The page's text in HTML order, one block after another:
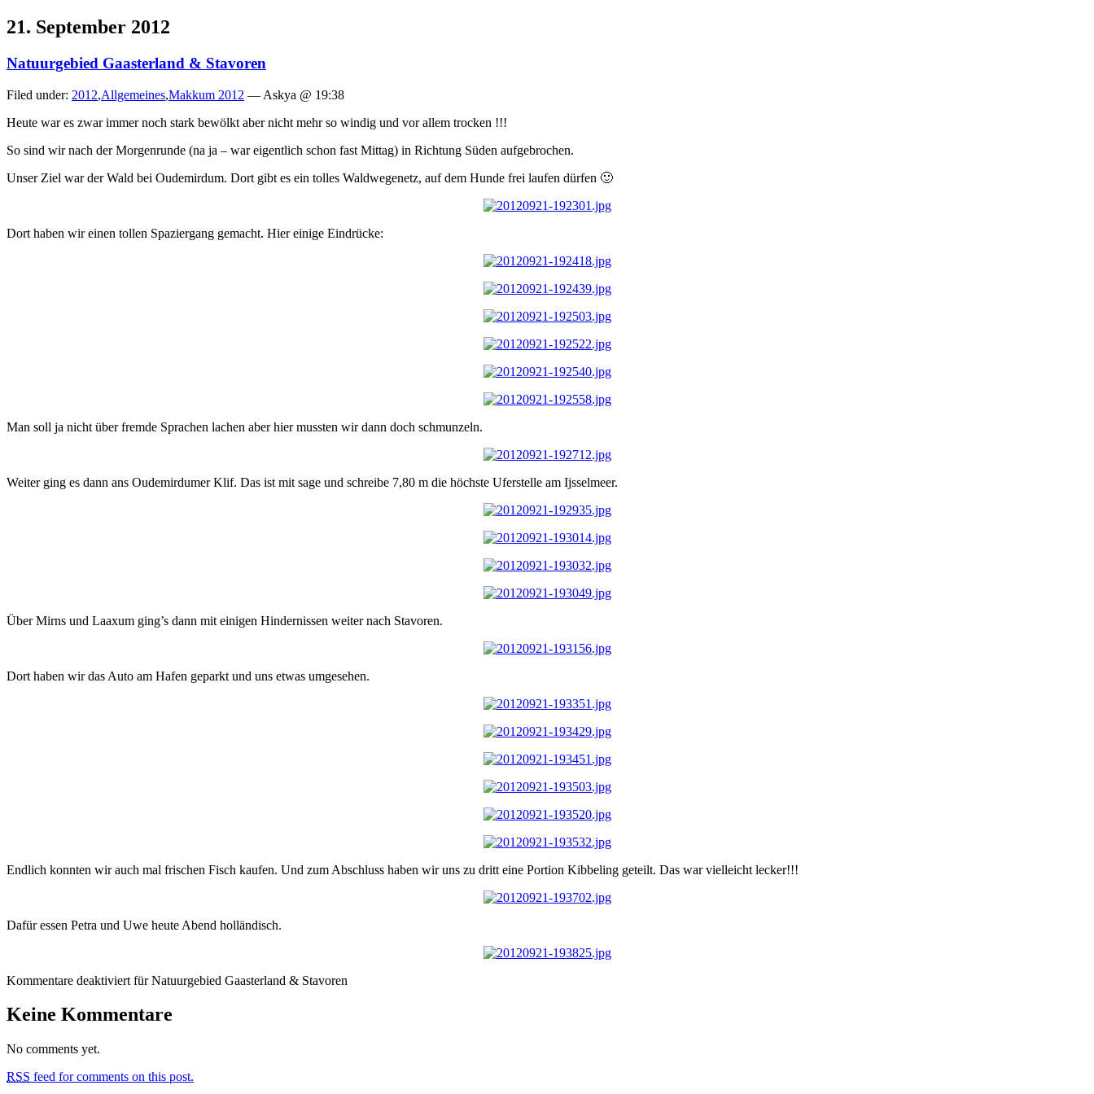
21. September 2012
Natuurgebied Gaasterland & Stavoren
Filed under: 2012,Allgemeines,Makkum 2012 — Askya @ 19:38
Heute war es zwar immer noch stark bewölkt aber nicht mehr so windig und vor allem trocken !!!
So sind wir nach der Morgenrunde (na ja – war eigentlich schon fast Mittag) in Richtung Süden aufgebrochen.
Unser Ziel war der Wald bei Oudemirdum. Dort gibt es ein tolles Waldwegenetz, auf dem Hunde frei laufen dürfen 🙂
Dort haben wir einen tollen Spaziergang gemacht. Hier einige Eindrücke:
Man soll ja nicht über fremde Sprachen lachen aber hier mussten wir dann doch schmunzeln.
Weiter ging es dann ans Oudemirdumer Klif. Das ist mit sage und schreibe 7,80 m die höchste Uferstelle am Ijsselmeer.
Über Mirns und Laaxum ging’s dann mit einigen Hindernissen weiter nach Stavoren.
Dort haben wir das Auto am Hafen geparkt und uns etwas umgesehen.
Endlich konnten wir auch mal frischen Fisch kaufen. Und zum Abschluss haben wir uns zu dritt eine Portion Kibbeling geteilt. Das war vielleicht lecker!!!
Dafür essen Petra und Uwe heute Abend holländisch.
Kommentare deaktiviert für Natuurgebied Gaasterland & Stavoren
Keine Kommentare
No comments yet.
RSS feed for comments on this post.